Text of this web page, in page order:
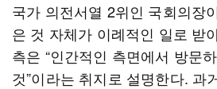
국가 의전서열 2위인 국회의장
은 것 자체가 이례적인 일로 받
측은 “인간적인 측면에서 방문
것”이라는 취지로 설명한다. 과